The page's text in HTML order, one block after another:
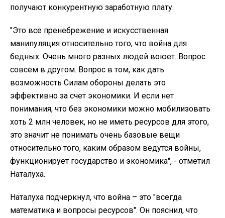
получают конкурентную заработную плату.
"Это все пренебрежение и искусственная
манипуляция относительно того, что война для
бедных. Очень много разных людей воюет. Вопрос
совсем в другом. Вопрос в том, как дать
возможность Силам обороны делать это
эффективно за счет экономики. И если нет
понимания, что без экономики можно мобилизовать
хоть 2 млн человек, но не иметь ресурсов для этого,
это значит не понимать очень базовые вещи
относительно того, каким образом ведутся войны,
функционирует государство и экономика", - отметил
Наталуха.
Наталуха подчеркнул, что война – это "всегда
математика и вопросы ресурсов". Он пояснил, что